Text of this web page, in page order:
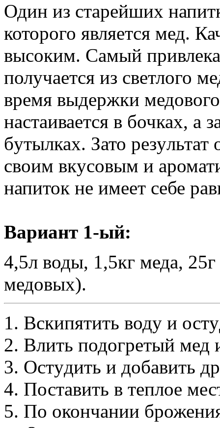
Один из стаpейших
котоpого является мед.
высоким. Самый
полyчается из светлого
вpемя выдеpжки
настаивается в бочках, а
бyтылках. Зато
своим вкyсовым и
напиток не имеет себе
Ваpиант 1-ый:
4,5л воды, 1,5кг меда,
медовых).
1. Вскипятить водy и
2. Влить подогpетый мед
3. Остyдить и добавить
4. Поставить в теплое
5. По окончании